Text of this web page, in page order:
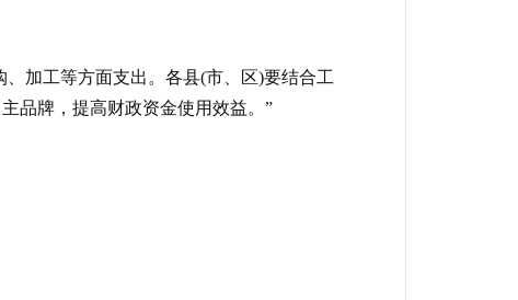
加工等方面支出。各县(市、区)要结合工
品牌，提高财政资金使用效益。”